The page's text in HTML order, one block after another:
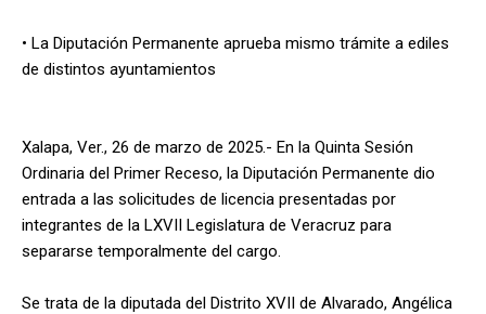
• La Diputación Permanente aprueba mismo trámite a ediles
de distintos ayuntamientos
Xalapa, Ver., 26 de marzo de 2025.- En la Quinta Sesión
Ordinaria del Primer Receso, la Diputación Permanente dio
entrada a las solicitudes de licencia presentadas por
integrantes de la LXVII Legislatura de Veracruz para
separarse temporalmente del cargo.
Se trata de la diputada del Distrito XVII de Alvarado, Angélica